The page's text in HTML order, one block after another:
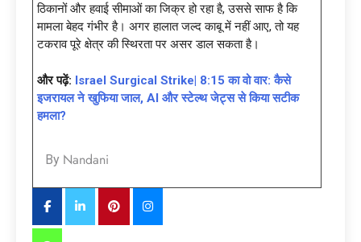
ठिकानों और हवाई सीमाओं का जिक्र हो रहा है, उससे साफ है कि
मामला बेहद गंभीर है। अगर हालात जल्द काबू में नहीं आए, तो यह
टकराव पूरे क्षेत्र की स्थिरता पर असर डाल सकता है।
और पढ़ें: Israel Surgical Strike| 8:15 का वो वार: कैसे
इजरायल ने खुफिया जाल, AI और स्टेल्थ जेट्स से किया सटीक
हमला?
By Nandani